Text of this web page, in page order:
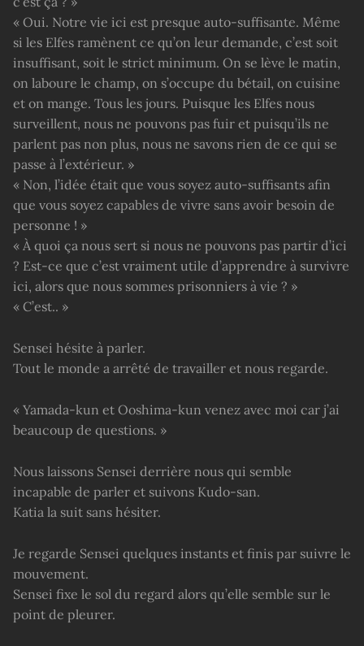
« Oui. Notre vie ici est presque auto-suffisante. Même
si les Elfes ramènent ce qu’on leur demande, c’est soit
insuffisant, soit le strict minimum. On se lève le matin,
on laboure le champ, on s’occupe du bétail, on cuisine
et on mange. Tous les jours. Puisque les Elfes nous
surveillent, nous ne pouvons pas fuir et puisqu’ils ne
parlent pas non plus, nous ne savons rien de ce qui se
passe à l’extérieur. »
« Non, l’idée était que vous soyez auto-suffisants afin
que vous soyez capables de vivre sans avoir besoin de
personne ! »
« À quoi ça nous sert si nous ne pouvons pas partir d’ici
? Est-ce que c’est vraiment utile d’apprendre à survivre
ici, alors que nous sommes prisonniers à vie ? »
« C’est.. »
Sensei hésite à parler.
Tout le monde a arrêté de travailler et nous regarde.
« Yamada-kun et Ooshima-kun venez avec moi car j’ai
beaucoup de questions. »
Nous laissons Sensei derrière nous qui semble
incapable de parler et suivons Kudo-san.
Katia la suit sans hésiter.
Je regarde Sensei quelques instants et finis par suivre le
mouvement.
Sensei fixe le sol du regard alors qu’elle semble sur le
point de pleurer.